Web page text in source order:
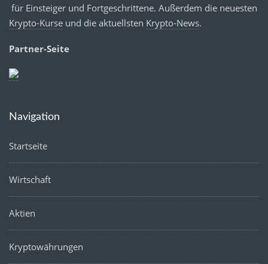
für Einsteiger und Fortgeschrittene. Außerdem die neuesten
Krypto-Kurse und die aktuellsten Krypto-News.
Partner-Seite
Navigation
Startseite
Wirtschaft
Aktien
Kryptowährungen